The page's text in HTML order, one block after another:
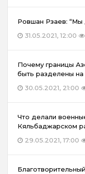
Ровшан Рзаев: “Мы
31.05.2021, 12:00
Почему границы
быть разделены на
30.05.2021, 21:00
Что делали
Кяльбаджарском
29.05.2021, 17:00